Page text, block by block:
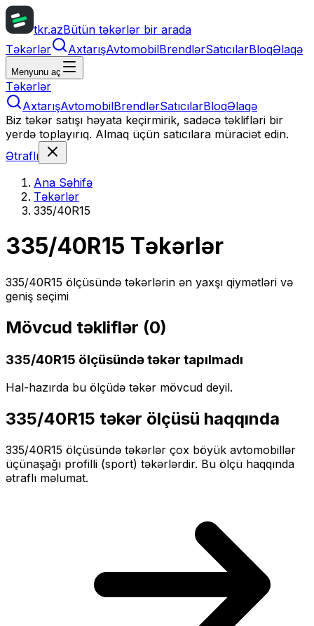
tkr.azBütün təkərlər bir arada
Təkərlər
AxtarışAvtomobilBrendlərSatıcılarBloqƏlaqə
Menyunu aç
Təkərlər
AxtarışAvtomobilBrendlərSatıcılarBloqƏlaqə
Biz təkər satışı həyata keçirmirik, sadəcə təklifləri bir
yerdə toplayırıq. Almaq üçün satıcılara müraciət edin.
Ətraflı
Ana Səhifə
Təkərlər
335/40R15
335/40R15 Təkərlər
335/40R15 ölçüsündə təkərlərin ən yaxşı qiymətləri və
geniş seçimi
Mövcud təkliflər (0)
335/40R15 ölçüsündə təkər tapılmadı
Hal-hazırda bu ölçüdə təkər mövcud deyil.
335/40R15 təkər ölçüsü haqqında
335/40R15 ölçüsündə təkərlər çox böyük avtomobillər
üçünaşağı profilli (sport) təkərlərdir. Bu ölçü haqqında
ətraflı məlumat.